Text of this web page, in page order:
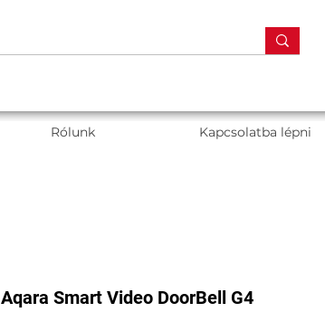
Rólunk Kapcsolatba lépni
Aqara Smart Video DoorBell G4